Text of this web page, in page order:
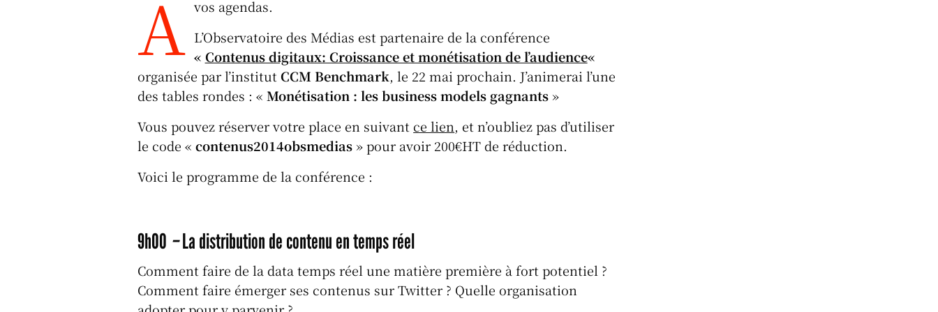
e
s
k
y
c
e
b
o
o
k
k
e
d
I
n
k
et
s
A
p
p
l
A vos agendas.
L’Observatoire des Médias est partenaire de la conférence
« Contenus digitaux: Croissance et monétisation de l’audience«
organisée par l’institutCCM Benchmark, le 22 mai prochain. J’animerai l’une
des tables rondes : «Monétisation : les business models gagnants»
Vous pouvez réserver votre place en suivantce lien, et n’oubliez pas d’utiliser
le code «contenus2014obsmedias» pour avoir 200€HT de réduction.
Voici le programme de la conférence :
9h00 –La distribution de contenu en temps réel
Comment faire de la data temps réel une matière première à fort potentiel ?
Comment faire émerger ses contenus sur Twitter ? Quelle organisation